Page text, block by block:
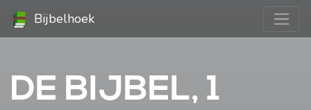
Bijbelhoek
DE BIJBEL, 1